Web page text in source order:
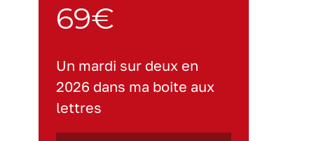
69€
Un mardi sur deux en
2026 dans ma boite aux
lettres